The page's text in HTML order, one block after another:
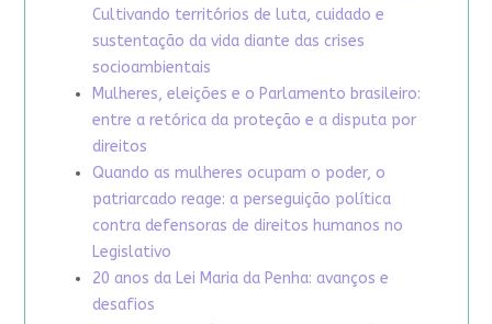
Cultivando territórios de luta, cuidado e
sustentação da vida diante das crises
socioambientais
Mulheres, eleições e o Parlamento brasileiro:
entre a retórica da proteção e a disputa por
direitos
Quando as mulheres ocupam o poder, o
patriarcado reage: a perseguição política
contra defensoras de direitos humanos no
Legislativo
20 anos da Lei Maria da Penha: avanços e
desafios